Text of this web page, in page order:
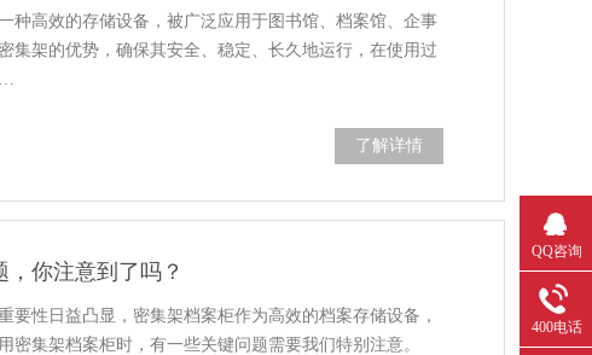
种高效的存储设备，被广泛应用于图书馆、档案馆、企事
集架的优势，确保其安全、稳定、长久地运行，在使用过
…
了解详情
你注意到了吗？
要性日益凸显，密集架档案柜作为高效的档案存储设备，
密集架档案柜时，有一些关键问题需要我们特别注意。
QQ咨询
400电话